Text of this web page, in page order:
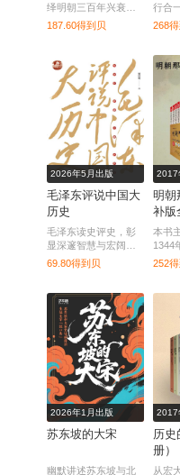
绎明朝三百年兴衰风
云。
187.60得到贝
行合
程与
268
2026年5月出版
毛泽东评说中国大
历史
毛泽东读史评史，彰
显深邃智慧与宏阔视
野。
69.80得到贝
2017
明朝
补版
册）
本书
1344
百年
252
2026年1月出版
苏东坡的大宋
幽默讲述苏东坡与北
2017
历史
册）
从宏